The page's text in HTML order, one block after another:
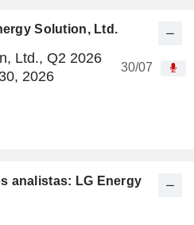
Solution, Ltd.
Ltd., Q2 2026
2026
30/07
analistas: LG Energy